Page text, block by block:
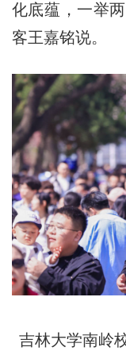
化底蕴，一举
客王嘉铭说。
吉林大学南岭